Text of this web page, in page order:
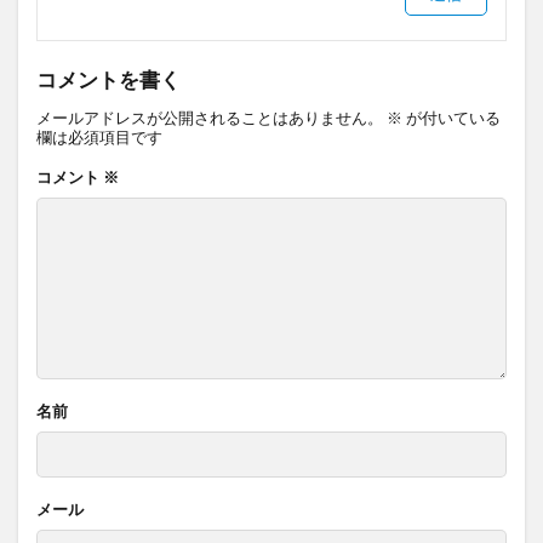
コメントを書く
メールアドレスが公開されることはありません。 ※ が付いている
欄は必須項目です
コメント ※
名前
メール